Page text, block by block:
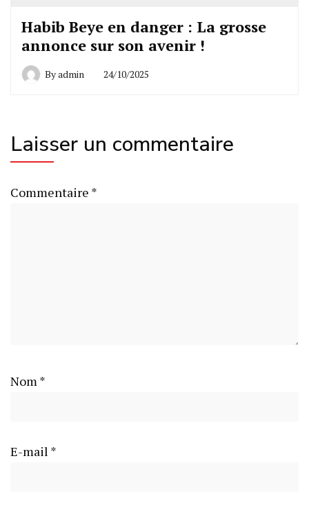
Habib Beye en danger : La grosse
annonce sur son avenir !
Byadmin 24/10/2025
Laisser un commentaire
Commentaire *
Nom *
E-mail *